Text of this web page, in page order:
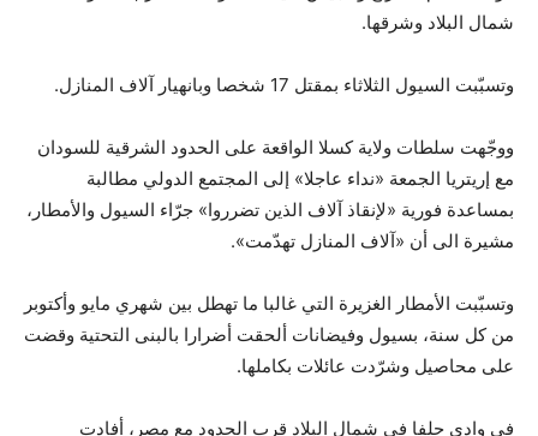
شمال البلاد وشرقها.
وتسبّبت السيول الثلاثاء بمقتل 17 شخصا وبانهيار آلاف المنازل.
ووجّهت سلطات ولاية كسلا الواقعة على الحدود الشرقية للسودان
مع إريتريا الجمعة «نداء عاجلا» إلى المجتمع الدولي مطالبة
بمساعدة فورية «لإنقاذ آلاف الذين تضرروا» جرّاء السيول والأمطار،
مشيرة الى أن «آلاف المنازل تهدّمت».
وتسبّبت الأمطار الغزيرة التي غالبا ما تهطل بين شهري مايو وأكتوبر
من كل سنة، بسيول وفيضانات ألحقت أضرارا بالبنى التحتية وقضت
على محاصيل وشرّدت عائلات بكاملها.
في وادي حلفا في شمال البلاد قرب الحدود مع مصر، أفادت